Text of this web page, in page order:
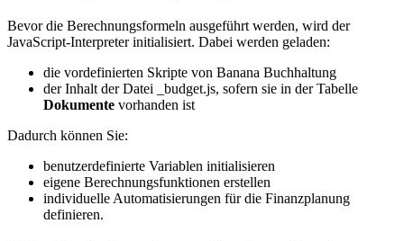
Bevor die Berechnungsformeln ausgeführt werden, wird der
JavaScript-Interpreter initialisiert. Dabei werden geladen:
die vordefinierten Skripte von Banana Buchhaltung
der Inhalt der Datei _budget.js, sofern sie in der Tabelle
Dokumente vorhanden ist
Dadurch können Sie:
benutzerdefinierte Variablen initialisieren
eigene Berechnungsfunktionen erstellen
individuelle Automatisierungen für die Finanzplanung
definieren.